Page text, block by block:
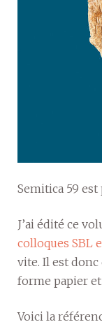
Semitica 59 est
J’ai édité ce
colloques SBL
vite. Il est donc
forme papier et
Voici la